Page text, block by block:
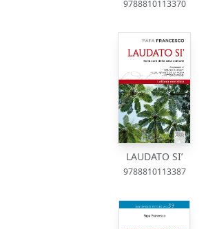
9788810113370
LAUDATO SI’
9788810113387